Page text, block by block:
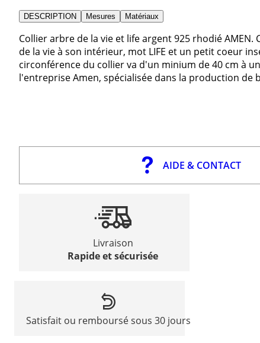
DESCRIPTION Mesures Matériaux
Collier arbre de la vie et life argent 925 rhodié
de la vie à son intérieur, mot LIFE et un petit coeur
circonférence du collier va d'un minium de 40 cm à
l'entreprise Amen, spécialisée dans la production de
AIDE & CONTACT
Livraison
Rapide et sécurisée
Satisfait ou remboursé sous 30 jours